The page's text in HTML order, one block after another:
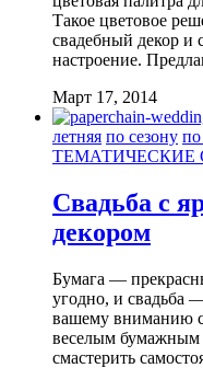
Такое цветовое
свадебный декор и
настроение.
Март 17, 2014
летняя по сезону по
ТЕМАТИЧЕСКИЕ
Свадьба с
декором
Бумага —
угодно, и свадьба
вашему вниманию
веселым бумажным
смастерить